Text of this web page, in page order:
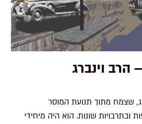
הרב וינברג
שצמח מתוך תנועת המוסר
שונות. הוא היה מיחידי